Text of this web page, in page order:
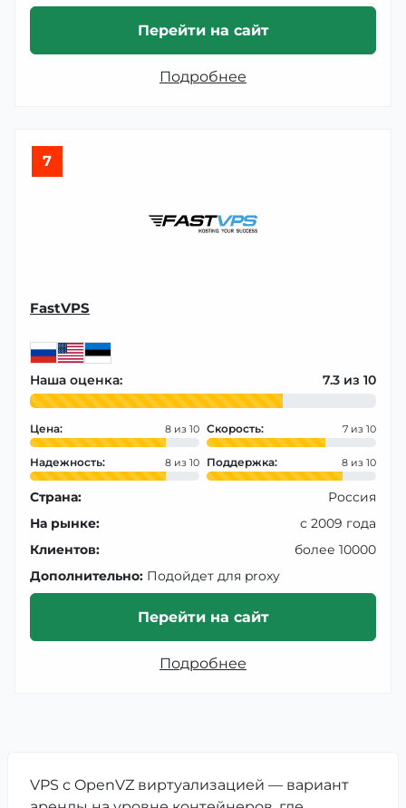
VPS с OpenVZ виртуализацией — вариант
Перейти на сайт
Подробнее
7
FastVPS
Наша оценка: 7.3
Цена: 8 Скорость: 7
Надежность: 8 Поддержка: 8
Страна:
Россия
На рынке:
с 2009 года
Клиентов:
более 10000
Дополнительно: Подойдет для proxy
Перейти на сайт
Подробнее